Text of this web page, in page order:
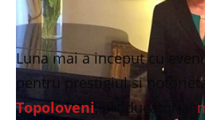
Luna mai a inceput cu
pentru prestigiul si
Topoloveni , producator al